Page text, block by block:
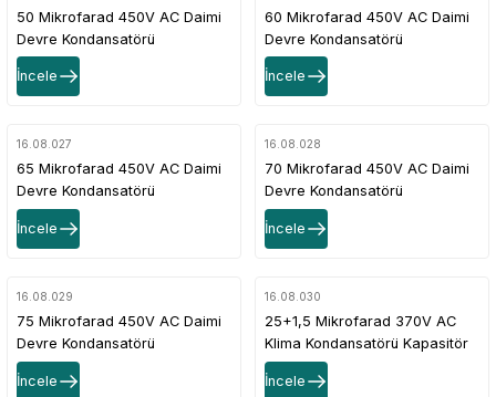
50 Mikrofarad 450V AC Daimi
Devre Kondansatörü
İncele
60 Mikrofarad 450V AC Daimi
Devre Kondansatörü
İncele
16.08.027
65 Mikrofarad 450V AC Daimi
Devre Kondansatörü
İncele
16.08.028
70 Mikrofarad 450V AC Daimi
Devre Kondansatörü
İncele
16.08.029
75 Mikrofarad 450V AC Daimi
Devre Kondansatörü
İncele
16.08.030
25+1,5 Mikrofarad 370V AC
Klima Kondansatörü Kapasitör
İncele